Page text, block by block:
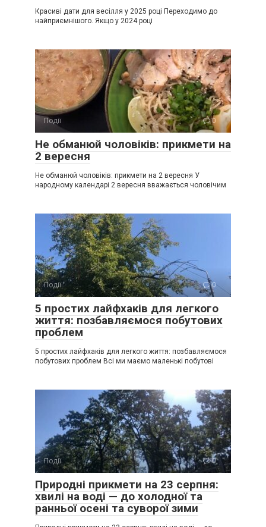
Красиві дати для весілля у 2025 році Переходимо до
найприємнішого. Якщо у 2024 році
Події 0
Не обманюй чоловіків: прикмети на
2 вересня
Не обманюй чоловіків: прикмети на 2 вересня У
народному календарі 2 вересня вважається чоловічим
Події 0
5 простих лайфхаків для легкого
життя: позбавляємося побутових
проблем
5 простих лайфхаків для легкого життя: позбавляємося
побутових проблем Всі ми маємо маленькі побутові
Події 0
Природні прикмети на 23 серпня:
хвилі на воді — до холодної та
ранньої осені та суворої зими